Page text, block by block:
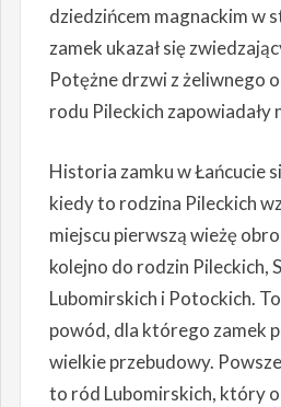
dziedzińcem magnackim w
zamek ukazał się
Potężne drzwi z żeliwnego
rodu Pileckich zapowiadały
Historia zamku w Łańcucie
kiedy to rodzina Pileckich
miejscu pierwszą wieżę
kolejno do rodzin Pileckich,
Lubomirskich i Potockich.
powód, dla którego zamek
wielkie przebudowy.
to ród Lubomirskich, który